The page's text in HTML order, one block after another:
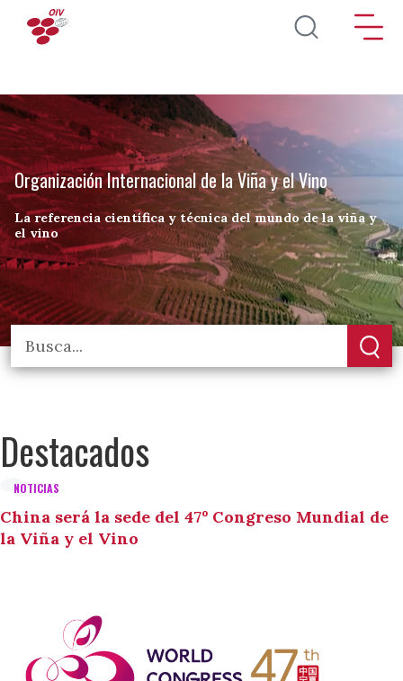
Pasar al contenido principal
Organización Internacional de la Viña y el Vino
La referencia científica y técnica del mundo de la viña y
el vino
Destacados
NOTICIAS
China será la sede del 47º Congreso Mundial de
la Viña y el Vino